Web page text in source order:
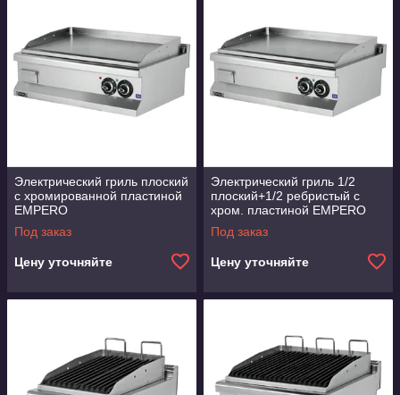
Электрический гриль плоский
с хромированной пластиной
EMPERO
Под заказ
Цену уточняйте
Электрический гриль 1/2
плоский+1/2 ребристый с
хром. пластиной EMPERO
Под заказ
Цену уточняйте